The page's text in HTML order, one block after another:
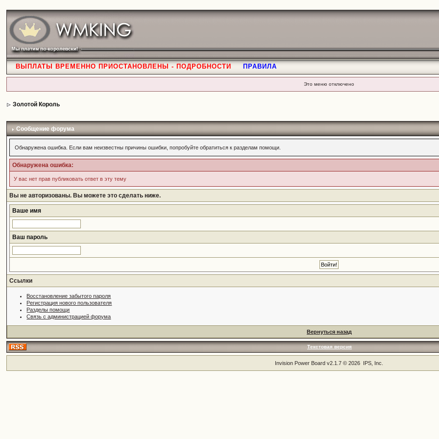
ВЫПЛАТЫ ВРЕМЕННО ПРИОСТАНОВЛЕНЫ - ПОДРОБНОСТИ ПРАВИЛА
Это меню отключено
Золотой Король
Сообщение форума
Обнаружена ошибка. Если вам неизвестны причины ошибки, попробуйте обратиться к разделам помощи.
Обнаружена ошибка:
У вас нет прав публиковать ответ в эту тему
Вы не авторизованы. Вы можете это сделать ниже.
Ваше имя
Ваш пароль
Ссылки
Восстановление забытого пароля
Регистрация нового пользователя
Разделы помощи
Связь с администрацией форума
Вернуться назад
Текстовая версия
Invision Power Board v2.1.7 © 2026 IPS, Inc.